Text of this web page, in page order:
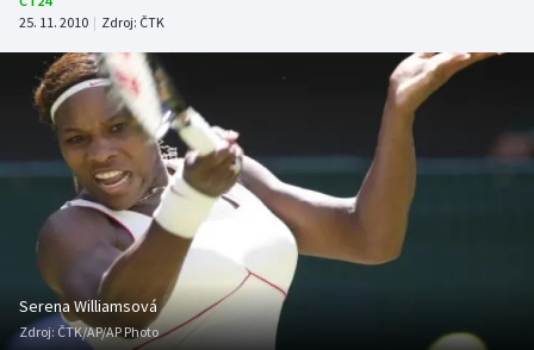
Atletika
Cyklistika
DALŠÍ SPORTY
Americký fotbal
Baseball a softbal
Basketbal
NEPŘEHLÉDNĚTE
Historické návraty
25. 11. 2010 | Zdroj: ČTK
Serena Williamsová
Zdroj:ČTK/AP/AP Photo